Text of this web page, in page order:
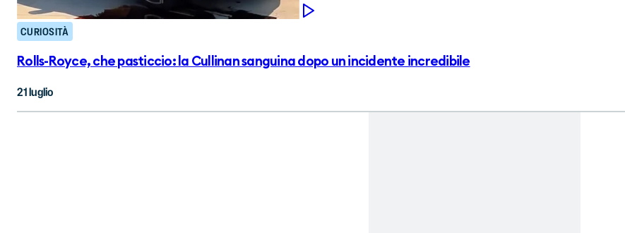
CURIOSITÀ
Rolls-Royce, che pasticcio: la Cullinan sanguina dopo un incidente incredibile
21 luglio